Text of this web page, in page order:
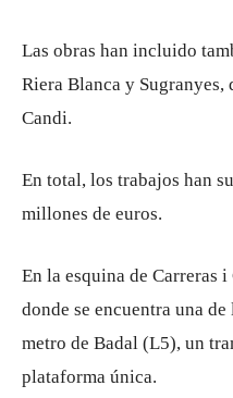
Las obras han incluido
Riera Blanca y Sugranyes,
Candi.
En total, los trabajos han
millones de euros.
En la esquina de Carreras
donde se encuentra una
metro de Badal (L5), un
plataforma única.